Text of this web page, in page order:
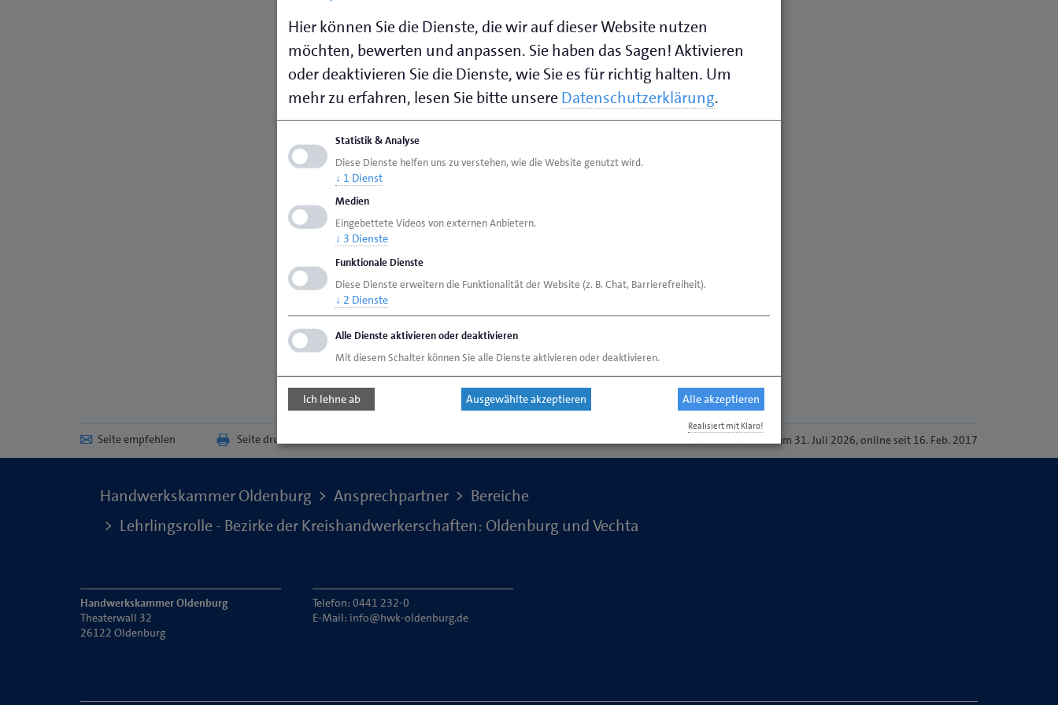
Seite empfehlen Seite drucken Seiteaktualisiert am 31. Juli 2026, online seit 16. Feb. 2017
Handwerkskammer Oldenburg Ansprechpartner
Bereiche
Lehrlingsrolle - Bezirke der Kreishandwerkerschaften: Oldenburg und Vechta
Handwerkskammer Oldenburg
Theaterwall 32
26122 Oldenburg
Telefon: 0441 232-0
E-Mail: info@hwk-oldenburg.de
Hier können Sie die Dienste, die wir auf dieser Website nutzen
möchten, bewerten und anpassen. Sie haben das Sagen! Aktivieren
oder deaktivieren Sie die Dienste, wie Sie es für richtig halten. Um
mehr zu erfahren, lesen Sie bitte unsereDatenschutzerklärung.
Statistik & Analyse
Diese Dienste helfen uns zu verstehen, wie die Website genutzt wird.
↓ 1 Dienst
Medien
Eingebettete Videos von externen Anbietern.
↓ 3 Dienste
Funktionale Dienste
Diese Dienste erweitern die Funktionalität der Website (z. B. Chat, Barrierefreiheit).
↓ 2 Dienste
Alle Dienste aktivieren oder deaktivieren
Mit diesem Schalter können Sie alle Dienste aktivieren oder deaktivieren.
Ich lehne ab Ausgewählte akzeptieren Alle akzeptieren
Realisiert mit Klaro!